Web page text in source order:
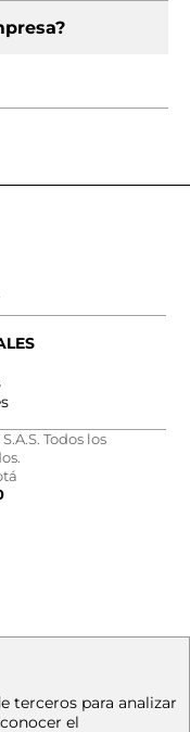
Todos los
terceros para analizar
el